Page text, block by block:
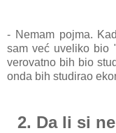
- Nemam pojma.
sam već uveliko bio
verovatno bih bio
onda bih studirao
2. Da li si